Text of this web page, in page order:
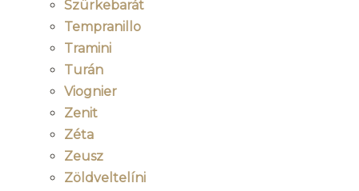
Szürkebarát
Tempranillo
Tramini
Turán
Viognier
Zenit
Zéta
Zeusz
Zöldveltelíni